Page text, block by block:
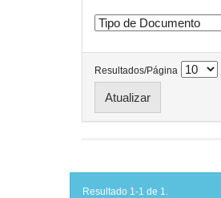
Resultados/Página
Resultado 1-1 de 1.